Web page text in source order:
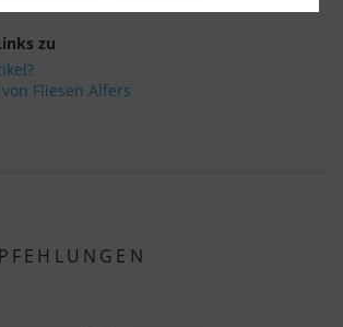
zu
Fliesen Alfers
können Sie wählen, ob Sie
Cookies ", "alle Cookies
Einstellungen" ändern, die Sie